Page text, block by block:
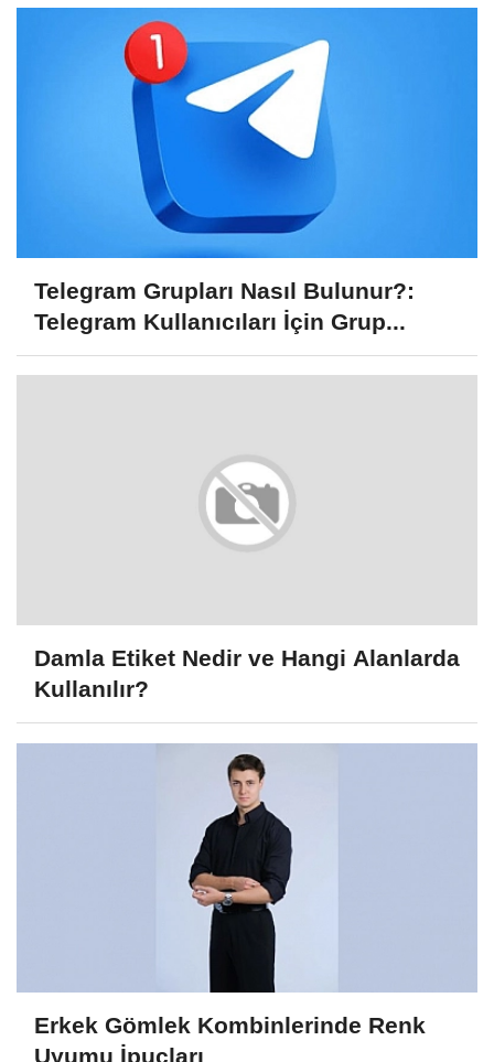
Telegram Grupları Nasıl Bulunur?:
Telegram Kullanıcıları İçin Grup...
Damla Etiket Nedir ve Hangi Alanlarda
Kullanılır?
Erkek Gömlek Kombinlerinde Renk
Uyumu İpuçları